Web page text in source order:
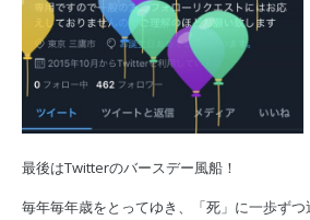
最後はTwitterのバースデー風船！
毎年毎年歳をとってゆき、「死」に一歩ずつ